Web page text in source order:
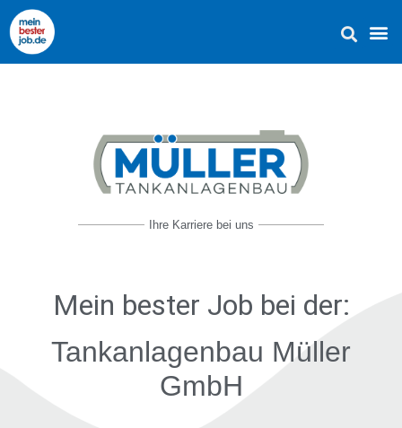
Ihre Karriere bei uns
Mein bester Job bei der:
Tankanlagenbau Müller
GmbH